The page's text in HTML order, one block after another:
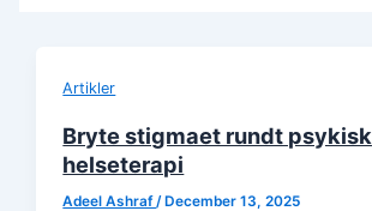
Artikler
Bryte stigmaet rundt psykisk
helseterapi
Adeel Ashraf /December 13, 2025